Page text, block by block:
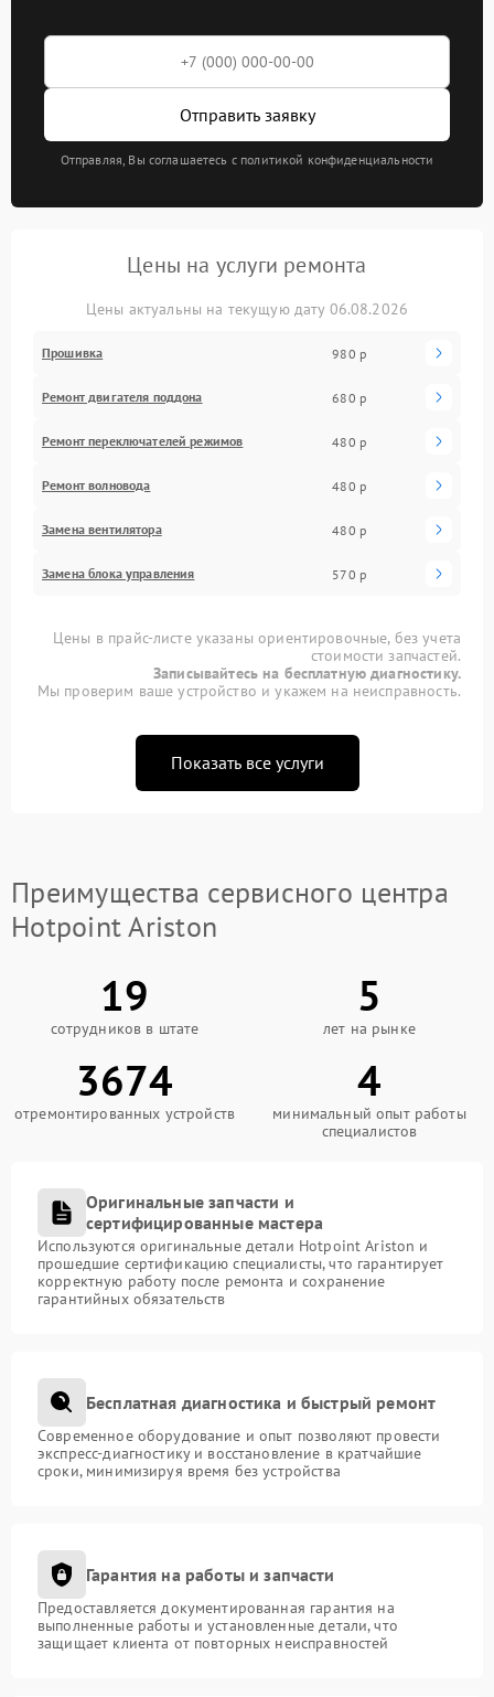
Отправить заявку
Отправляя, Вы соглашаетесь с политикой конфиденциальности
Цены на услуги ремонта
Цены актуальны на текущую дату 06.08.2026
Прошивка 980 р
Ремонт двигателя поддона 680 р
Ремонт переключателей режимов 480 р
Ремонт волновода 480 р
Замена вентилятора 480 р
Замена блока управления 570 р
Цены в прайс-листе указаны ориентировочные, без учета
стоимости запчастей.
Записывайтесь на бесплатную диагностику.
Мы проверим ваше устройство и укажем на неисправность.
Показать все услуги
Преимущества сервисного центра
Hotpoint Ariston
19
сотрудников в штате
5
лет на рынке
3674
отремонтированных устройств
4
минимальный опыт работы
специалистов
Оригинальные запчасти и
сертифицированные мастера
Используются оригинальные детали Hotpoint Ariston и
прошедшие сертификацию специалисты, что гарантирует
корректную работу после ремонта и сохранение
гарантийных обязательств
Бесплатная диагностика и быстрый ремонт
Современное оборудование и опыт позволяют провести
экспресс-диагностику и восстановление в кратчайшие
сроки, минимизируя время без устройства
Гарантия на работы и запчасти
Предоставляется документированная гарантия на
выполненные работы и установленные детали, что
защищает клиента от повторных неисправностей